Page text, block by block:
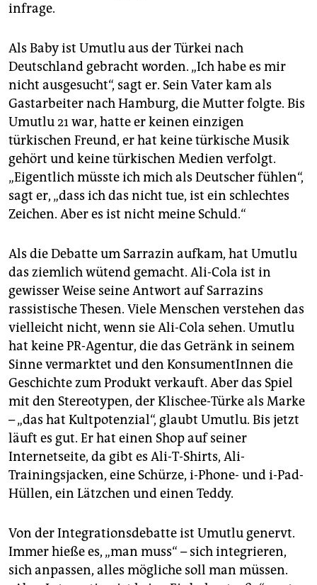
infrage.
Als Baby ist Umutlu aus der Türkei nach
Deutschland gebracht worden. „Ich habe es mir
nicht ausgesucht“, sagt er. Sein Vater kam als
Gastarbeiter nach Hamburg, die Mutter folgte. Bis
Umutlu 21 war, hatte er keinen einzigen
türkischen Freund, er hat keine türkische Musik
gehört und keine türkischen Medien verfolgt.
„Eigentlich müsste ich mich als Deutscher fühlen“,
sagt er, „dass ich das nicht tue, ist ein schlechtes
Zeichen. Aber es ist nicht meine Schuld.“
Als die Debatte um Sarrazin aufkam, hat Umutlu
das ziemlich wütend gemacht. Ali-Cola ist in
gewisser Weise seine Antwort auf Sarrazins
rassistische Thesen. Viele Menschen verstehen das
vielleicht nicht, wenn sie Ali-Cola sehen. Umutlu
hat keine PR-Agentur, die das Getränk in seinem
Sinne vermarktet und den KonsumentInnen die
Geschichte zum Produkt verkauft. Aber das Spiel
mit den Stereotypen, der Klischee-Türke als Marke
– „das hat Kultpotenzial“, glaubt Umutlu. Bis jetzt
läuft es gut. Er hat einen Shop auf seiner
Internetseite, da gibt es Ali-T-Shirts, Ali-
Trainingsjacken, eine Schürze, i-Phone- und i-Pad-
Hüllen, ein Lätzchen und einen Teddy.
Von der Integrationsdebatte ist Umutlu genervt.
Immer hieße es, „man muss“ – sich integrieren,
sich anpassen, alles mögliche soll man müssen.